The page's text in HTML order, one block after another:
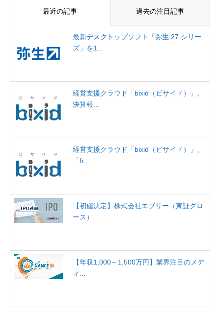
最近の記事 過去の注目記事
最新デスクトップソフト「弥生 27 シリー
ズ」を1...
経営支援クラウド「bixid（ビサイド）」、
決算報...
経営支援クラウド「bixid（ビサイド）」、
「fr...
【初値決定】株式会社エブリー（東証グロ
ース）
【年収1,000～1,500万円】業界注目のメデ
ィ...